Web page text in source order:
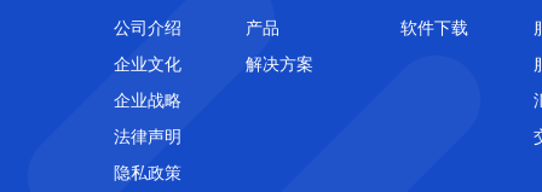
公司介绍
企业文化
企业战略
法律声明
隐私政策
产品
解决方案
软件下载